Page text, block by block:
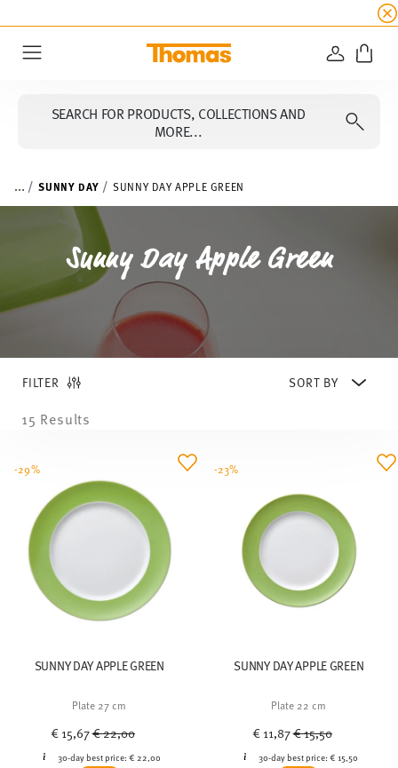
all
LOGIN
SEARCH FOR PRODUCTS, COLLECTIONS AND
MORE...
... SUNNY DAY SUNNY DAY APPLE GREEN
Sunny Day Apple Green
FILTER
15 Results
SUNNY DAY APPLE GREEN
Plate 27 cm
€ 15,67Price reduced from
€ 22,00
30-day best price: € 22,00
-29%
SUNNY DAY APPLE GREEN
Plate 22 cm
€ 11,87Price reduced from
€ 15,50
30-day best price:€ 15,50
-23%